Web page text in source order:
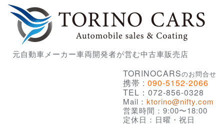
元自動車メーカー車両開発者が営む中古車販売店
TORINOCARSのお問合せ
携帯 : 090-5152-2066
TEL：072-856-0328
Mail： ktorino@nifty.com
営業時間：9:00〜18:00
定休日：日曜・祝日